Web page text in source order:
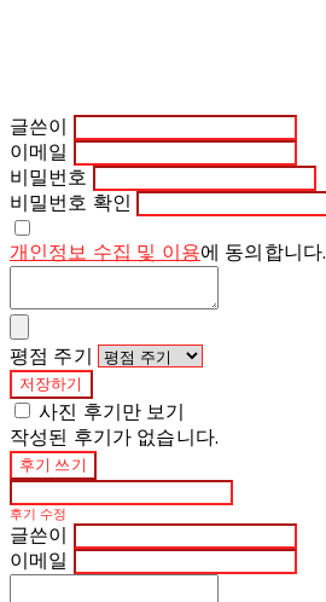
글쓴이
이메일
비밀번호
비밀번호 확인
개인정보 수집 및 이용에 동의합니다.
평점 주기
저장하기
사진 후기만 보기
작성된 후기가 없습니다.
후기 쓰기
후기 수정
글쓴이
이메일